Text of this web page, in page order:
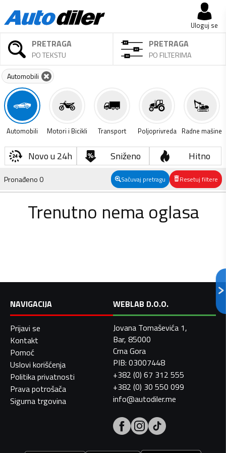
Uloguj se
PRETRAGA
PO TEKSTU
PRETRAGA
PO FILTERIMA
Automobili
Automobili Motori i Bicikli Transport Poljoprivreda Radne mašine
Novo u 24h Sniženo Hitno
Pronađeno0 Sačuvaj pretragu Resetuj filtere
Trenutno nema oglasa
NAVIGACIJA
Prijavi se
Kontakt
Pomoć
Uslovi korišćenja
Politika privatnosti
Prava potrošača
Sigurna trgovina
WEBLAB D.O.O.
Jovana Tomaševića 1,
Bar, 85000
Crna Gora
PIB: 03007448
+382 (0) 67 312 555
+382 (0) 30 550 099
info@autodiler.me